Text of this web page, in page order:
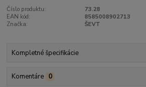
Číslo produktu:
73.28
EAN kód:
8585008902713
Značka:
ŠEVT
Kompletné špecifikácie
Komentáre 0